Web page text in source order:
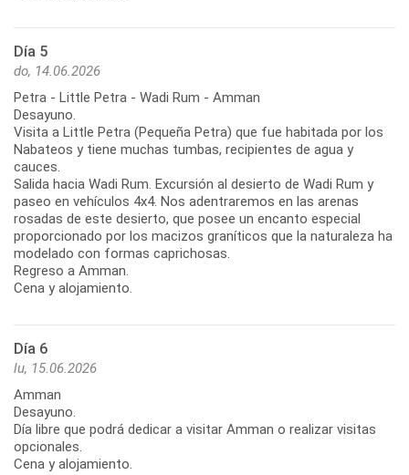
Día 5
do, 14.06.2026
Petra - Little Petra - Wadi Rum - Amman
Desayuno.
Visita a Little Petra (Pequeña Petra) que fue habitada por los
Nabateos y tiene muchas tumbas, recipientes de agua y
cauces.
Salida hacia Wadi Rum. Excursión al desierto de Wadi Rum y
paseo en vehículos 4x4. Nos adentraremos en las arenas
rosadas de este desierto, que posee un encanto especial
proporcionado por los macizos graníticos que la naturaleza ha
modelado con formas caprichosas.
Regreso a Amman.
Cena y alojamiento.
Día 6
lu, 15.06.2026
Amman
Desayuno.
Día libre que podrá dedicar a visitar Amman o realizar visitas
opcionales.
Cena y alojamiento.